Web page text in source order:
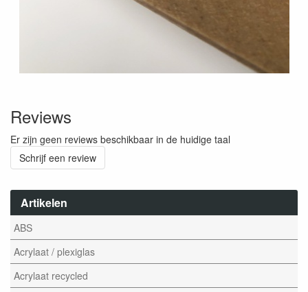
Artikelen
ABS
Acrylaat / plexiglas
Acrylaat recycled
Reviews
Er zijn geen reviews beschikbaar in de huidige taal
Schrijf een review